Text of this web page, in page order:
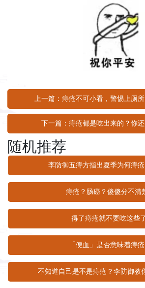
上一篇：痔疮不可小看，警惕上厕
下一篇：痔疮都是吃出来的？你
随机推荐
李防御五痔方指出夏季为何痔
痔疮？肠癌？傻傻分不清
得了痔疮就不要吃这些
「便血」是否意味着痔疮
不知道自己是不是痔疮？李防御教